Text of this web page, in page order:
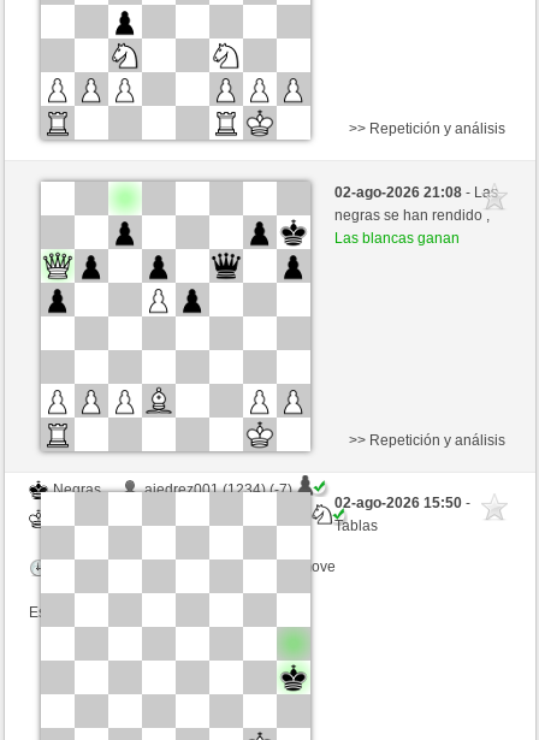
Negras
KerlKerl (1392) (-12)
Tiempo: 12 minutes/side + 8 seconds/move
Esta partida es por puntos
>> Repetición y análisis
02-ago-2026 21:08- Las
negras se han rendido ,
Las blancas ganan
Negras
ajedrez001 (1234) (-7)
Tiempo: 12 minutes/side + 8 seconds/move
Esta partida es por puntos
>> Repetición y análisis
02-ago-2026 15:50-
Tablas